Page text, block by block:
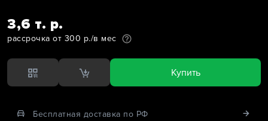
3,6 т. р.
рассрочка от 300 р./в мес
Купить
Бесплатная доставка по РФ